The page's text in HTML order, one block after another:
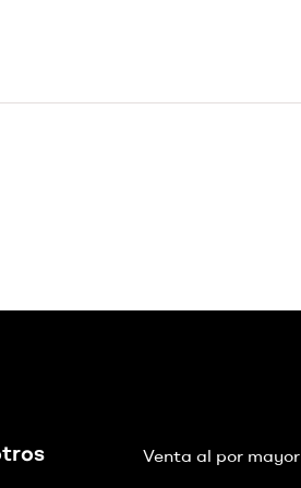
Venta al por mayor